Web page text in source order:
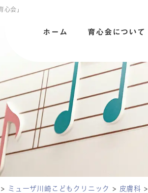
心会」
ホーム 育心会について
> ミューザ川崎こどもクリニック > 皮膚科 >